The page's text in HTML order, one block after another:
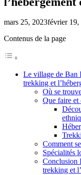
mars 25, 2023février 19,
Contenus de la page
Le village de Ban
trekking et
Où se
Que faire
Comment
Spécialités
Conclusion
trekking et